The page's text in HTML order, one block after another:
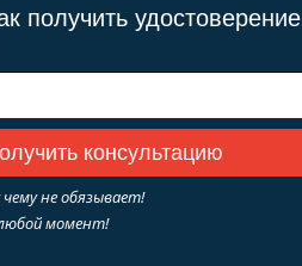
получить удостоверение
чему не обязывает!
момент!